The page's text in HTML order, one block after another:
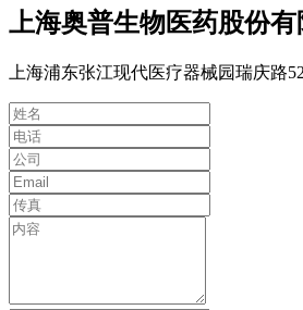
上海奥普生物医药股份有
上海浦东张江现代医疗器械园瑞庆路